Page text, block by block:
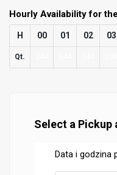
Hourly Availability for
H 00 01 02 03
Qt.
Select a Pickup
Data i godzina